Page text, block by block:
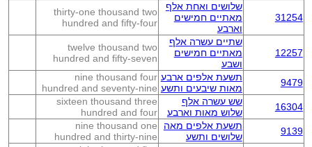
31254
שלושים ואחת אלף
מאתיים חמישים
וארבע
thirty-one thousand two
hundred and fifty-four
12257
שתיים עשרה אלף
מאתיים חמישים
ושבע
twelve thousand two
hundred and fifty-seven
9479
תשעת אלפים ארבע
מאות שיבעים ותשע
nine thousand four
hundred and seventy-nine
16304
שש עשרה אלף
שלוש מאות וארבע
sixteen thousand three
hundred and four
9139
תשעת אלפים מאה
שלושים ותשע
nine thousand one
hundred and thirty-nine